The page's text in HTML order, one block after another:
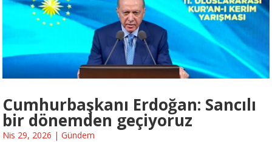
Cumhurbaşkanı Erdoğan: Sancılı
bir dönemden geçiyoruz
Nis 29, 2026 | Gündem